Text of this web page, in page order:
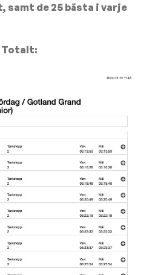
samt de 25 bästa i varje
Totalt: